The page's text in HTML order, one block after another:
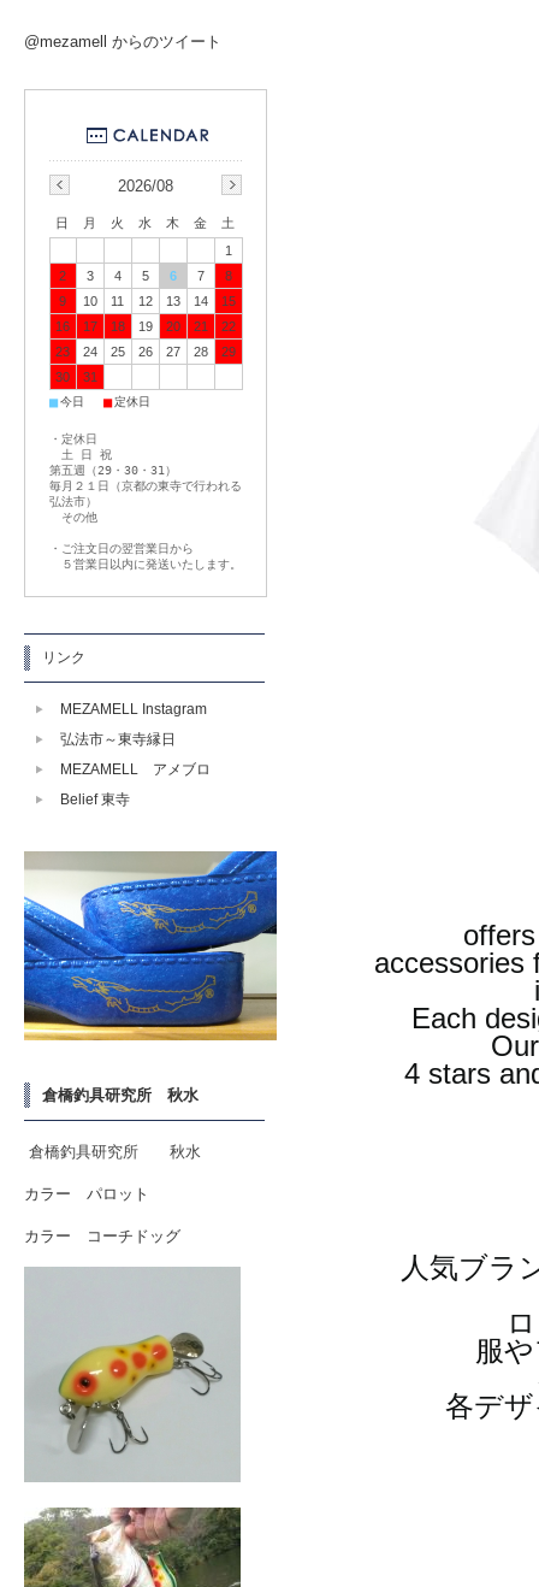
accessories
Each
4 stars
人気ブラ
服
各デ
@mezamell からのツイート
2026/08
日 月 火 水 木 金
土
1
2
3 4 5 6 7
8
9
10 11 12 13 14
15
16
17 18 19 20 21
22
23
24 25 26 27 28
29
30
31
■今日 ■定休日
・定休日
土 日 祝
第五週（29・30・31）
毎月２１日（京都の東寺で行われる
弘法市）
その他
・ご注文日の翌営業日から
５営業日以内に発送いたします。
リンク
MEZAMELL Instagram
弘法市～東寺縁日
MEZAMELL アメブロ
Belief 東寺
倉橋釣具研究所 秋水
倉橋釣具研究所 秋水
カラー パロット
カラー コーチドッグ